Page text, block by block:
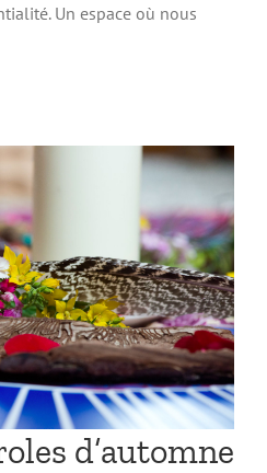
Un espace où nous
d’automne